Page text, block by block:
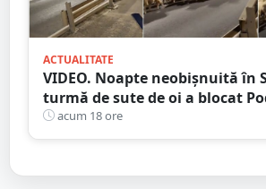
ACTUALITATE
VIDEO. Noapte neobișnuită în
turmă de sute de oi a blocat
Gest de apreciat al ciobanului
acum 18 ore